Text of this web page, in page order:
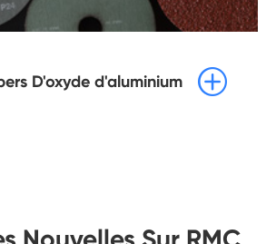
D'oxyde d'aluminium 